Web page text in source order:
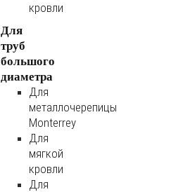
кровли
Для
труб
большого
диаметра
Для
металлочерепицы
Monterrey
Для
мягкой
кровли
Для